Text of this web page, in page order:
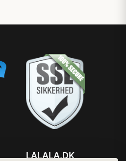
LALALA.DK